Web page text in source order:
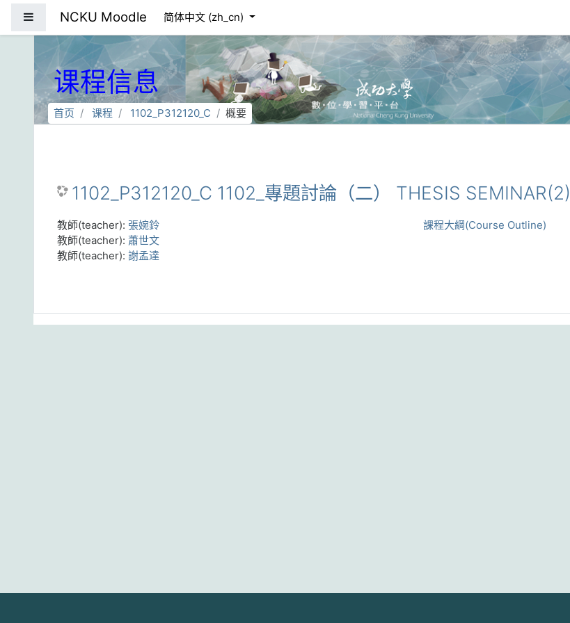
停靠面板NCKU Moodle 简体中文 ‎(zh_cn)‎
课程信息
首页 课程 1102_P312120_C 概要
1102_P312120_C 1102_專題討論（二） THESIS SEMINAR(2)
課程大綱(Course Outline)
教師(teacher): 張婉鈴
教師(teacher): 蕭世文
教師(teacher): 謝孟達